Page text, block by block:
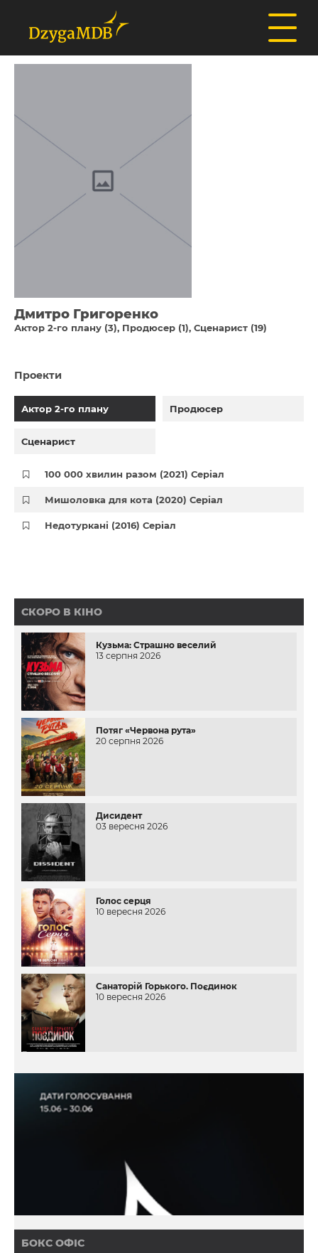
Дмитро Григоренко
Актор 2-го плану (3) Продюсер (1) Сценарист (19)
Проекти
Актор 2-го плану Продюсер
Сценарист
100 000 хвилин разом (2021) Серіал
Мишоловка для кота (2020) Серіал
Недотуркані (2016) Серіал
СКОРО В КІНО
Кузьма: Страшно веселий
13 серпня 2026
Потяг «Червона рута»
20 серпня 2026
Дисидент
03 вересня 2026
Голос серця
10 вересня 2026
Санаторій Горького. Поєдинок
10 вересня 2026
БОКС ОФІС